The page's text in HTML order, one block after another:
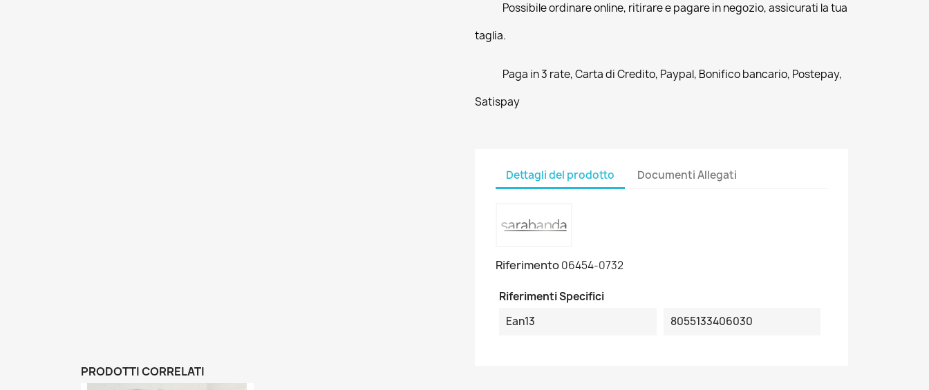
Possibile ordinare online, ritirare e pagare in negozio, assicurati la tua
taglia.
Paga in 3 rate, Carta di Credito, Paypal, Bonifico bancario, Postepay,
Satispay
Dettagli del prodotto Documenti Allegati
Riferimento06454-0732
Riferimenti Specifici
Ean13
8055133406030
PRODOTTI CORRELATI